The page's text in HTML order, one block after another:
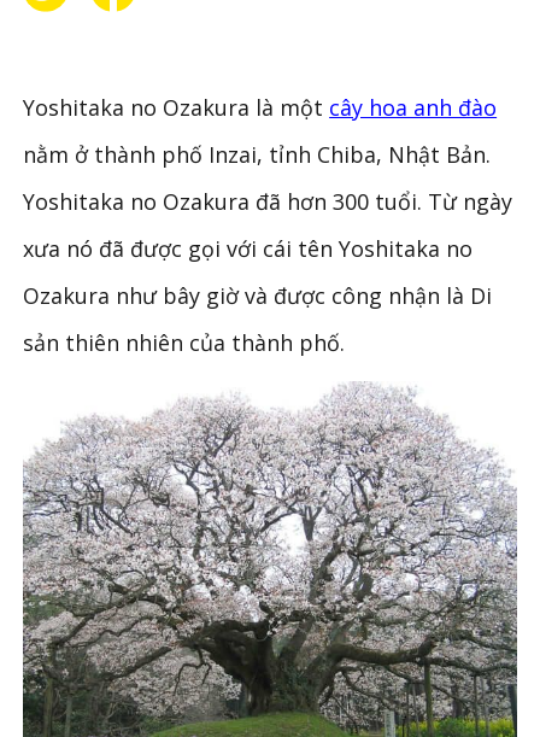
Yoshitaka no Ozakura là một cây hoa anh đào
nằm ở thành phố Inzai, tỉnh Chiba, Nhật Bản.
Yoshitaka no Ozakura đã hơn 300 tuổi. Từ ngày
xưa nó đã được gọi với cái tên Yoshitaka no
Ozakura như bây giờ và được công nhận là Di
sản thiên nhiên của thành phố.